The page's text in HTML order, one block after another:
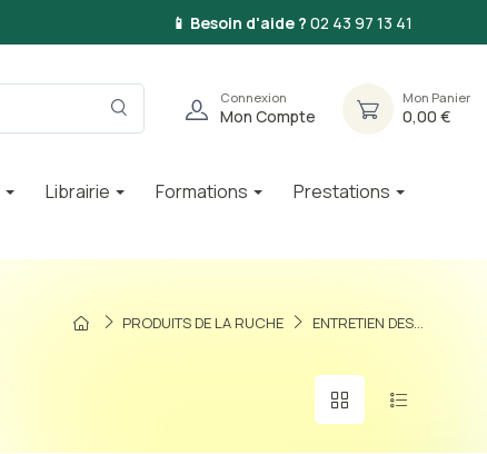
📱 Besoin d'aide ? 02 43 97 13 41
Connexion
Mon Compte
Mon Panier
0,00 €
Librairie Formations
Prestations
PRODUITS DE LA RUCHE ENTRETIEN DES...